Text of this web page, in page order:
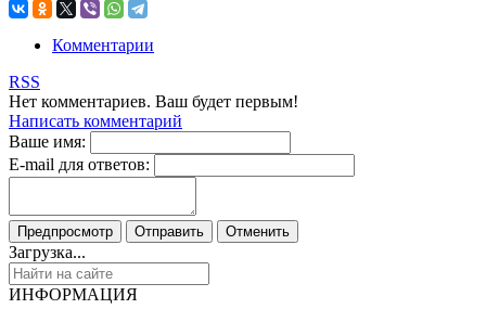
Комментарии
RSS
Нет комментариев. Ваш будет первым!
Написать комментарий
Ваше имя:
E-mail для ответов:
Загрузка...
ИНФОРМАЦИЯ